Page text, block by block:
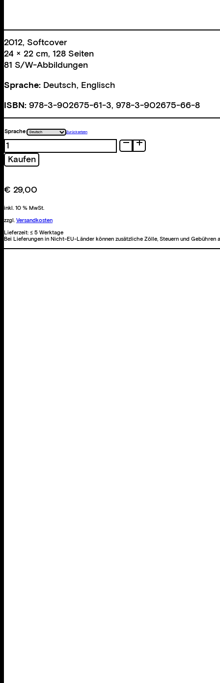
2012, Softcover
24 × 22 cm, 128 Seiten
81 S/W-Abbildungen
Sprache: Deutsch, Englisch
ISBN: 978-3-902675-61-3, 978-3-902675-66-8
Sprache Zurücksetzen
Sterne
Albaniens
Menge
Kaufen
€ 29,00
inkl. 10 % MwSt.
zzgl. Versandkosten
Lieferzeit: ≤ 5 Werktage
Bei Lieferungen in Nicht-EU-Länder können zusätzliche Zölle, Steuern und Gebühren